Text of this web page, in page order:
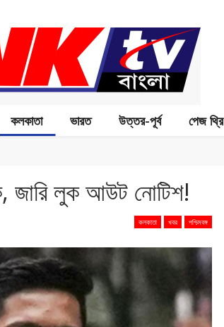
কলকাতা ভারত উত্তর-পূর্ব পেজ থ্রি
জারি লুক আউট নোটিশ!
কলকাতা খবর পশ্চিমবঙ্গ